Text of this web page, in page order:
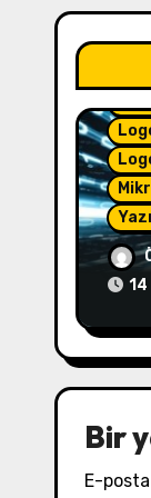
e
s
i
e-
Bir
E-